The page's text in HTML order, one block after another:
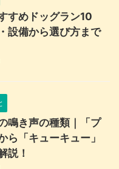
すめドッグラン10
設備から選び方まで
鳴き声の種類｜「プ
ら「キューキュー」
説！